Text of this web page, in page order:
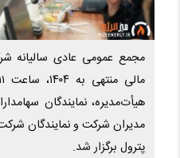
مجمع عمومی عادی سالیانه
هیأت‌مدیره، نمایندگان
مدیران شرکت و نمایندگان
پترول برگزار شد.